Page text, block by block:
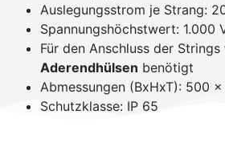
Auslegungsstrom je Strang:
Spannungshöchstwert: 1.000
Für den Anschluss der Strings
Aderendhülsen benötigt
Abmessungen (BxHxT): 500
Schutzklasse: IP 65